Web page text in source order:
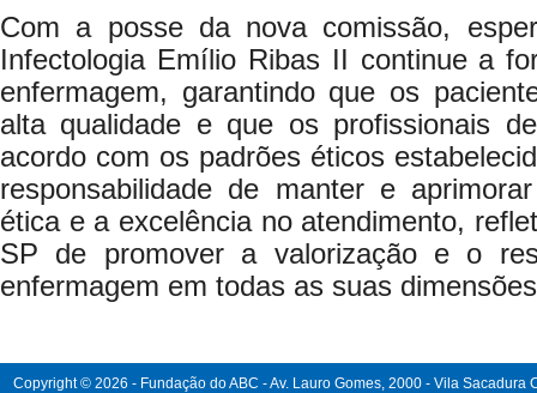
Com a posse da nova comissão,
Infectologia Emílio Ribas II continue a
enfermagem, garantindo que os
alta qualidade e que os profissionais
acordo com os padrões éticos
responsabilidade de manter e
ética e a excelência no atendimento,
SP de promover a valorização e o
enfermagem em todas as suas
Copyright © 2026 - Fundação do ABC - Av. Lauro Gomes, 2000 - Vila